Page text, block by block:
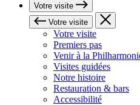
Votre visite
Votre visite
Votre visite
Premiers pas
Venir à la
Visites guidées
Notre histoire
Restauration & bars
Accessibilité